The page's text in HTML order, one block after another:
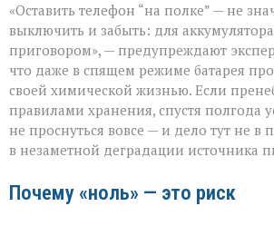
«Оставить телефон “на полке” — не
выключить и забыть: для
приговором», — предупреждают
что даже в спящем режиме батарея
своей химической жизнью. Если
правилами хранения, спустя полгода
не проснуться вовсе — и дело тут не в
в незаметной деградации источника
Почему «ноль» — это риск